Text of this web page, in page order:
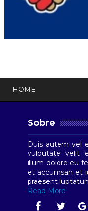
HOME
Sobre
Duis autem vel
vulputate velit
illum dolore eu
et accumsan et
praesent
Read More